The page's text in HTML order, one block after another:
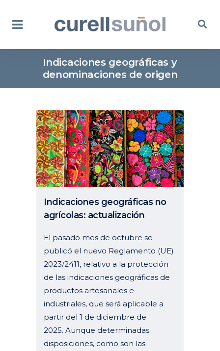
Indicaciones geográficas y
denominaciones de origen
Indicaciones geográficas no
agrícolas: actualización
El pasado mes de octubre se
publicó el nuevo Reglamento (UE)
2023/2411, relativo a la protección
de las indicaciones geográficas de
productos artesanales e
industriales, que será aplicable a
partir del 1 de diciembre de
2025. Aunque determinadas
disposiciones, como son las